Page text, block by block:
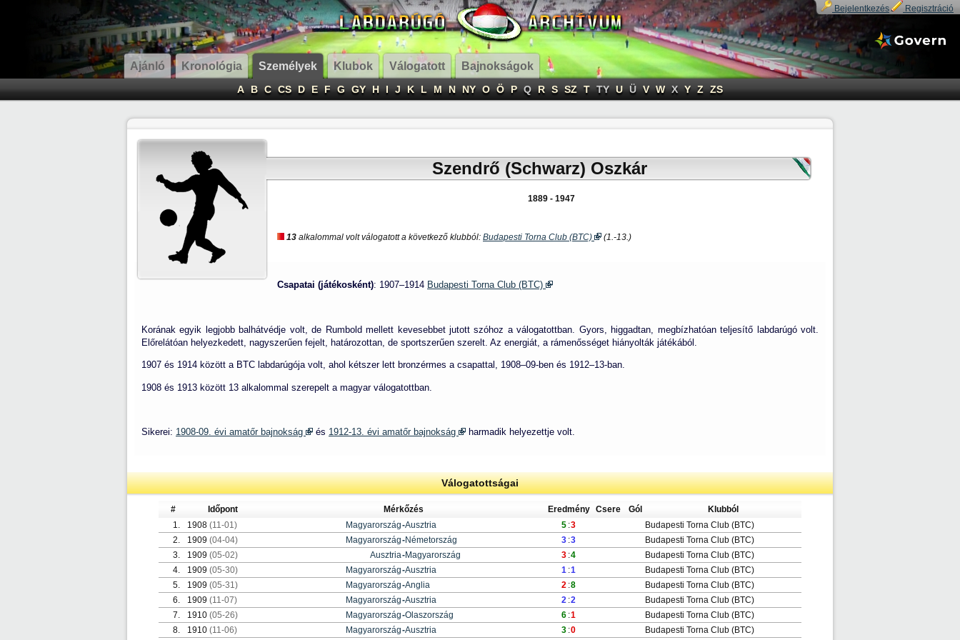
Bejelentkezés Regisztráció
Ajánló Kronológia Személyek Klubok Válogatott Bajnokságok
A B C CS D E F G GY H I J K L M N NY O Ö P Q R S SZ T TY U Ü V W X Y Z ZS
Szendrő (Schwarz) Oszkár
1889 - 1947
13 alkalommal volt válogatott a következő klubból: Budapesti Torna Club (BTC) (1.-13.)
Csapatai (játékosként): 1907–1914 Budapesti Torna Club (BTC)
Korának egyik legjobb balhátvédje volt, de Rumbold mellett kevesebbet jutott szóhoz a válogatottban. Gyors, higgadtan, megbízhatóan teljesítő labdarúgó volt.
Előrelátóan helyezkedett, nagyszerűen fejelt, határozottan, de sportszerűen szerelt. Az energiát, a rámenősséget hiányolták játékából.
1907 és 1914 között a BTC labdarúgója volt, ahol kétszer lett bronzérmes a csapattal, 1908–09-ben és 1912–13-ban.
1908 és 1913 között 13 alkalommal szerepelt a magyar válogatottban.
Sikerei: 1908-09. évi amatőr bajnokság és 1912-13. évi amatőr bajnokság harmadik helyezettje volt.
Válogatottságai
# Időpont Mérkőzés Eredmény Csere Gól
Klubból
1.
1908 (11-01) Magyarország-Ausztria 5 :3
Budapesti Torna Club (BTC)
2.
1909 (04-04) Magyarország-Németország 3 :3
Budapesti Torna Club (BTC)
3.
1909 (05-02) Ausztria-Magyarország 3 :4
Budapesti Torna Club (BTC)
4.
1909 (05-30) Magyarország-Ausztria 1 :1
Budapesti Torna Club (BTC)
5.
1909 (05-31) Magyarország-Anglia 2 :8
Budapesti Torna Club (BTC)
6.
1909 (11-07) Magyarország-Ausztria 2 :2
Budapesti Torna Club (BTC)
7.
1910 (05-26) Magyarország-Olaszország 6 :1
Budapesti Torna Club (BTC)
8.
1910 (11-06) Magyarország-Ausztria 3 :0
Budapesti Torna Club (BTC)